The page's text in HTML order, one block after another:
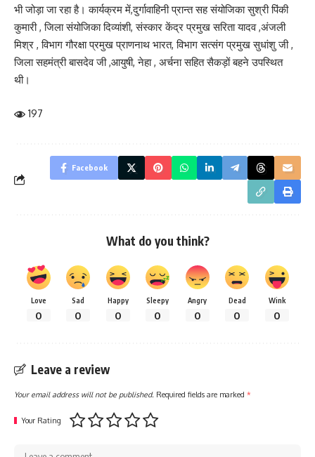
भी जोड़ा जा रहा है। कार्यक्रम में,दुर्गावाहिनी प्रान्त सह संयोजिका सुश्री पिंकी
कुमारी , जिला संयोजिका दिव्यांशी, संस्कार केंद्र प्रमुख सरिता यादव ,अंजली
मिश्र , विभाग गौरक्षा प्रमुख प्राणनाथ भारत, विभाग सत्संग प्रमुख सुधांशु जी ,
जिला सहमंत्री बासदेव जी ,आयुषी, नेहा , अर्चना सहित सैकड़ों बहने उपस्थित
थी।
197
Facebook
What do you think?
Love
0
Sad
0
Happy
0
Sleepy
0
Angry
0
Dead
0
Wink
0
Leave a review
Your email address will not be published. Required fields are marked *
Your Rating